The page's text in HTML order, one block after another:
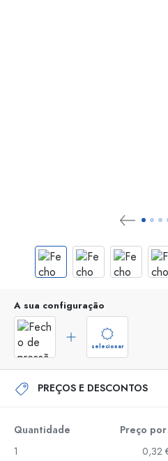
A sua configuração
selecionar
PREÇOS E DESCONTOS
Quantidade Preço
1
0,32